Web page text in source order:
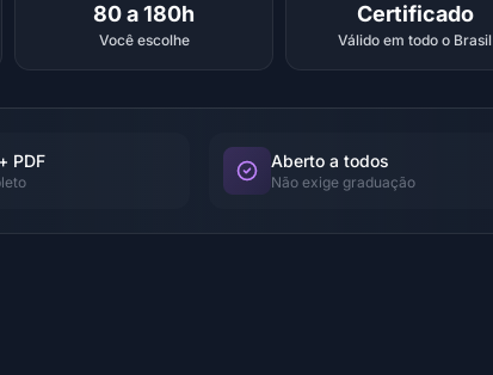
80 a 180h
Você escolhe
Certificado
Válido em todo o Brasil
PDF Aberto a todos
Não exige graduação